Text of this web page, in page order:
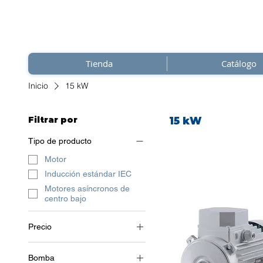
Tienda Catálogo
Inicio 15 kW
Filtrar por
Tipo de producto
Motor
Inducción estándar IEC
Motores asíncronos de
centro bajo
Precio
0 € 2786 €
Bomba
15 kW